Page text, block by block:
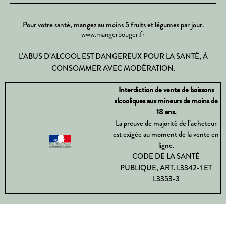
Pour votre santé, mangez au moins 5 fruits et légumes par jour.
www.mangerbouger.fr
L’ABUS D’ALCOOL EST DANGEREUX POUR LA SANTÉ, À
CONSOMMER AVEC MODÉRATION.
Interdiction de vente de boissons
alcooliques aux mineurs de moins de
18 ans.
La preuve de majorité de l’acheteur
est exigée au moment de la vente en
ligne.
CODE DE LA SANTÉ
PUBLIQUE, ART. L3342-1 ET
L3353-3